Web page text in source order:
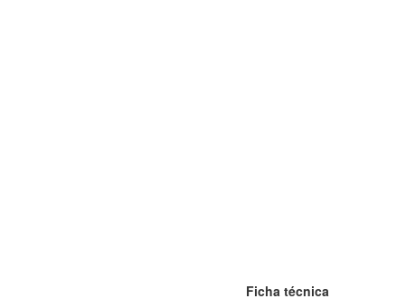
Ficha técnica